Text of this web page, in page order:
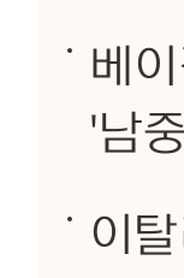
베
'남
이